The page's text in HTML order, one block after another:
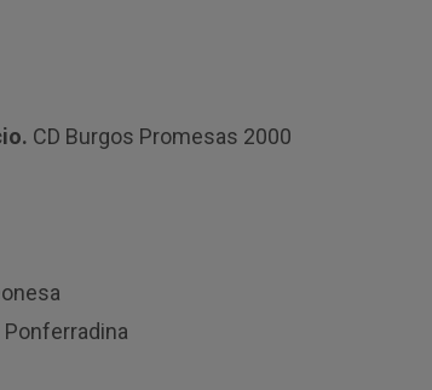
CD Burgos Promesas 2000
Ponferradina